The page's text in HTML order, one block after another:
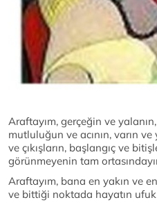
Araftayım, gerçeğin ve
mutluluğun ve acının, varın
ve çıkışların, başlangıç ve
görünmeyenin tam
Araftayım, bana en yakın ve
ve bittiği noktada hayatın